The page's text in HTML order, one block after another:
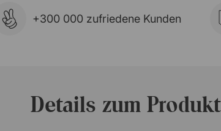
+300 000 zufriedene Kunden
Details zum Produkt